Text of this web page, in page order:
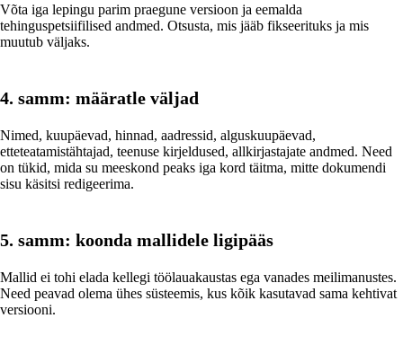
Võta iga lepingu parim praegune versioon ja eemalda
tehinguspetsiifilised andmed. Otsusta, mis jääb fikseerituks ja mis
muutub väljaks.
4. samm: määratle väljad
Nimed, kuupäevad, hinnad, aadressid, alguskuupäevad,
etteteatamistähtajad, teenuse kirjeldused, allkirjastajate andmed. Need
on tükid, mida su meeskond peaks iga kord täitma, mitte dokumendi
sisu käsitsi redigeerima.
5. samm: koonda mallidele ligipääs
Mallid ei tohi elada kellegi töölauakaustas ega vanades meilimanustes.
Need peavad olema ühes süsteemis, kus kõik kasutavad sama kehtivat
versiooni.